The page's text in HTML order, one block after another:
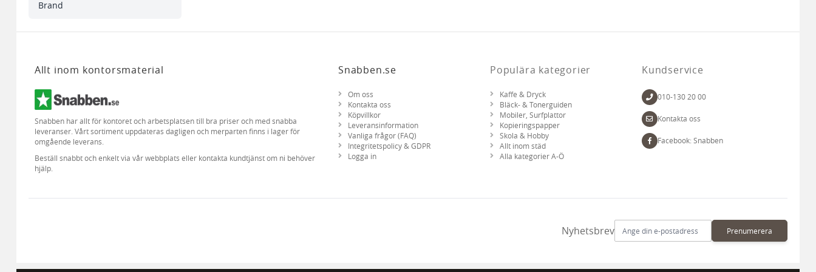
Brand
Allt inom kontorsmaterial
Snabben har allt för kontoret och arbetsplatsen till bra priser och med snabba
leveranser. Vårt sortiment uppdateras dagligen och merparten finns i lager för
omgående leverans.
Beställ snabbt och enkelt via vår webbplats eller kontakta kundtjänst om ni behöver
hjälp.
Snabben.se
Om oss
Kontakta oss
Köpvillkor
Leveransinformation
Vanliga frågor (FAQ)
Integritetspolicy & GDPR
Logga in
Populära kategorier
Kaffe & Dryck
Bläck- & Tonerguiden
Mobiler, Surfplattor
Kopieringspapper
Skola & Hobby
Allt inom städ
Alla kategorier A-Ö
Kundservice
010-130 20 00
Kontakta oss
Facebook: Snabben
Nyhetsbrev Prenumerera